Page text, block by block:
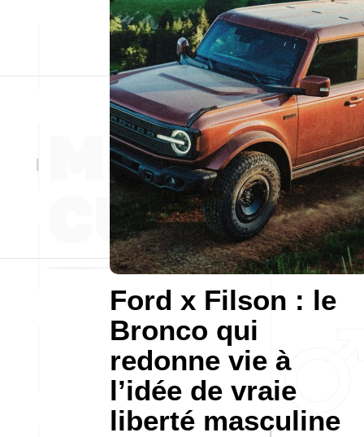
Ford x Filson : le
Bronco qui
redonne vie à
l’idée de vraie
liberté masculine